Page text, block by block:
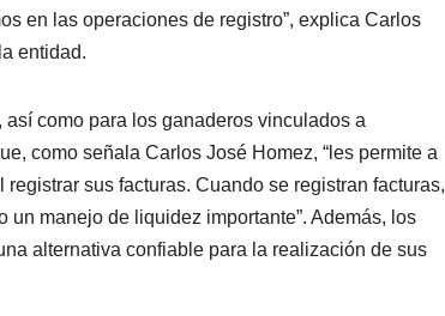
en las operaciones de registro”, explica Carlos
entidad.
como para los ganaderos vinculados a
como señala Carlos José Homez, “les permite a
sus facturas. Cuando se registran facturas,
un manejo de liquidez importante”. Además, los
alternativa confiable para la realización de sus